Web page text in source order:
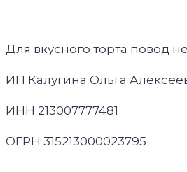
Для вкусного торта повод
ИП Калугина Ольга
ИНН 213007777481
ОГРН 315213000023795